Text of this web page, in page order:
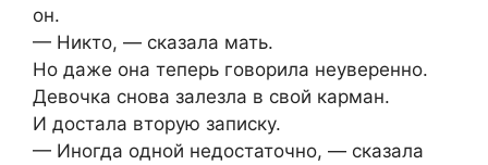
он.
— Никто, — сказала мать.
Но даже она теперь говорила неуверенно.
Девочка снова залезла в свой карман.
И достала вторую записку.
— Иногда одной недостаточно, — сказала